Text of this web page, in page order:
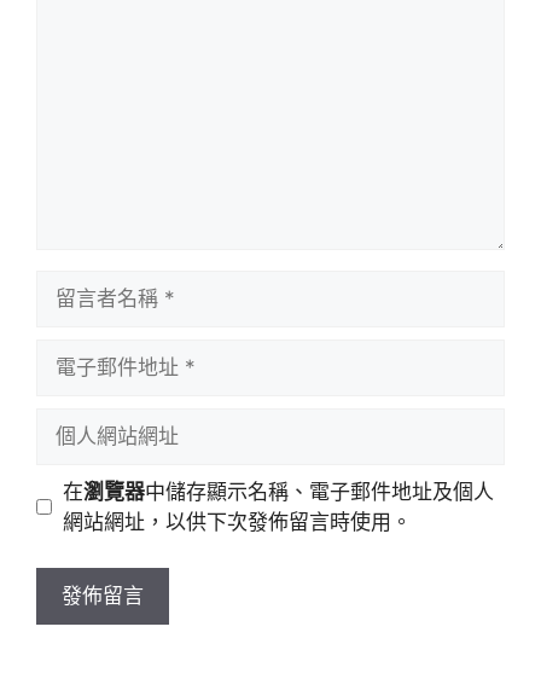
址
站
址
在瀏覽器中儲存顯示名稱、電子郵件地址及個人
網站網址，以供下次發佈留言時使用。